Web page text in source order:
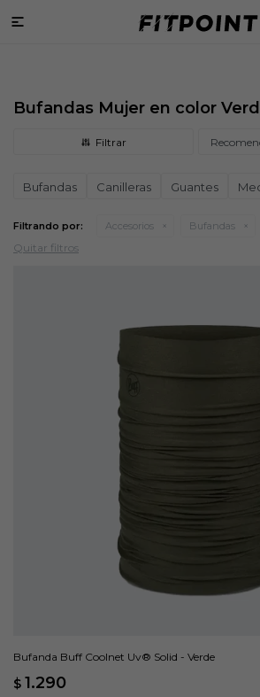

Bufandas Mujer en color
Bufandas Canilleras Guantes
Filtrando por: Accesorios Bufandas
Quitar filtros
Bufanda Buff Coolnet Uv® Solid - Verde
$ 1.290